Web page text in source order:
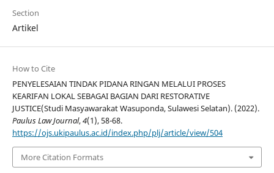
Section
Artikel
How to Cite
PENYELESAIAN TINDAK PIDANA RINGAN MELALUI PROSES
KEARIFAN LOKAL SEBAGAI BAGIAN DARI RESTORATIVE
JUSTICE(Studi Masyawarakat Wasuponda, Sulawesi Selatan). (2022).
Paulus Law Journal,4(1), 58-68.
https://ojs.ukipaulus.ac.id/index.php/plj/article/view/504
More Citation Formats